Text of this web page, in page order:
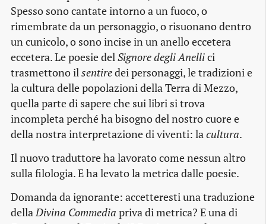
Spesso sono cantate intorno a un fuoco, o
rimembrate da un personaggio, o risuonano dentro
un cunicolo, o sono incise in un anello eccetera
eccetera. Le poesie delSignore degli Anellici
trasmettono ilsentiredei personaggi, le tradizioni e
la cultura delle popolazioni della Terra di Mezzo,
quella parte di sapere che sui libri si trova
incompleta perché ha bisogno del nostro cuore e
della nostra interpretazione di viventi: lacultura.
Il nuovo traduttore ha lavorato come nessun altro
sulla filologia. E ha levato la metrica dalle poesie.
Domanda da ignorante: accetteresti una traduzione
dellaDivina Commedia priva di metrica? E una di